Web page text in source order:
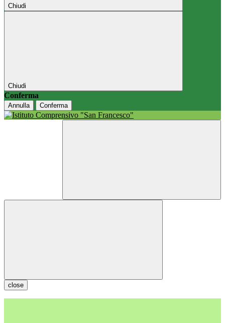
Chiudi
Chiudi
Conferma
Annulla Conferma
close